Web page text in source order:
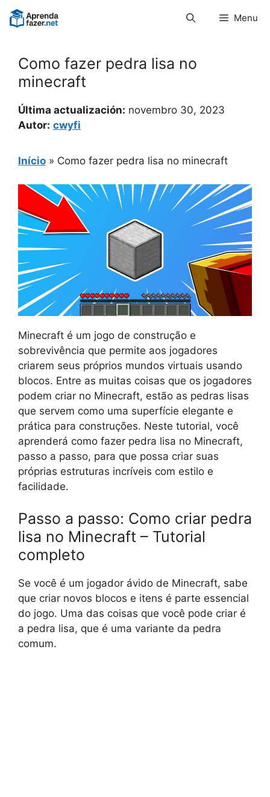
Pular
para
Menu
Como fazer pedra lisa no
minecraft
Última actualización: novembro 30, 2023
Autor: cwyfi
Início » Como fazer pedra lisa no minecraft
Minecraft é um jogo de construção e
sobrevivência que permite aos jogadores
criarem seus próprios mundos virtuais usando
blocos. Entre as muitas coisas que os jogadores
podem criar no Minecraft, estão as pedras lisas
que servem como uma superfície elegante e
prática para construções. Neste tutorial, você
aprenderá como fazer pedra lisa no Minecraft,
passo a passo, para que possa criar suas
próprias estruturas incríveis com estilo e
facilidade.
Passo a passo: Como criar pedra
lisa no Minecraft – Tutorial
completo
Se você é um jogador ávido de Minecraft, sabe
que criar novos blocos e itens é parte essencial
do jogo. Uma das coisas que você pode criar é
a pedra lisa, que é uma variante da pedra
comum.